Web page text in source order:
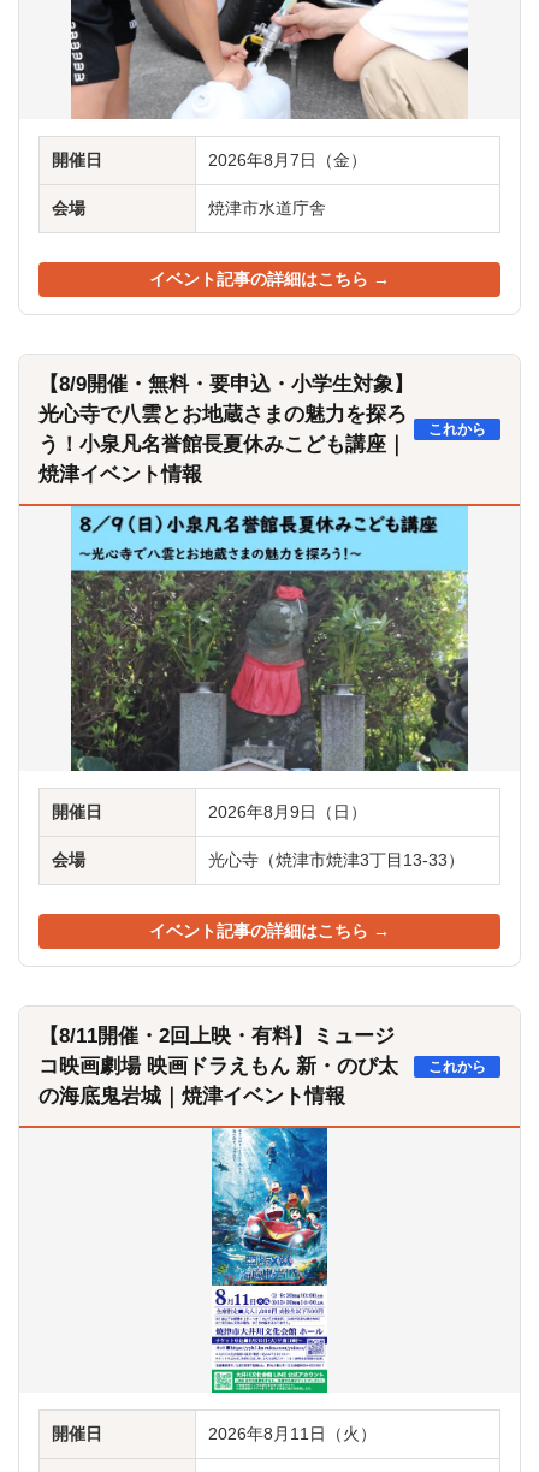
開催日 2026年8月7日（金）
会場 焼津市水道庁舎
イベント記事の詳細はこちら →
【8/9開催・無料・要申込・小学生対象】
光心寺で八雲とお地蔵さまの魅力を探ろ
う！小泉凡名誉館長夏休みこども講座｜
焼津イベント情報
これから
開催日 2026年8月9日（日）
会場 光心寺（焼津市焼津3丁目13-33）
イベント記事の詳細はこちら →
【8/11開催・2回上映・有料】ミュージ
コ映画劇場 映画ドラえもん 新・のび太
の海底鬼岩城｜焼津イベント情報
これから
開催日 2026年8月11日（火）